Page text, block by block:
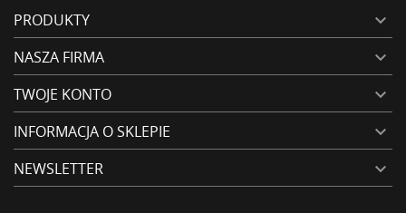
PRODUKTY 
NASZA FIRMA 
TWOJE KONTO 
INFORMACJA O SKLEPIE 
NEWSLETTER 